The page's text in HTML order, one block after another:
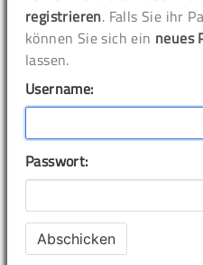
registrieren. Falls Sie ihr
können Sie sich ein neues
lassen.
Username:
Passwort: